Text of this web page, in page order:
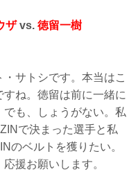
ザvs. 徳留一樹
サトシです。本当はこ
ね。徳留は前に一緒に
も、しょうがない。私
で決まった選手と私
のベルトを獲りたい。
援お願いします。